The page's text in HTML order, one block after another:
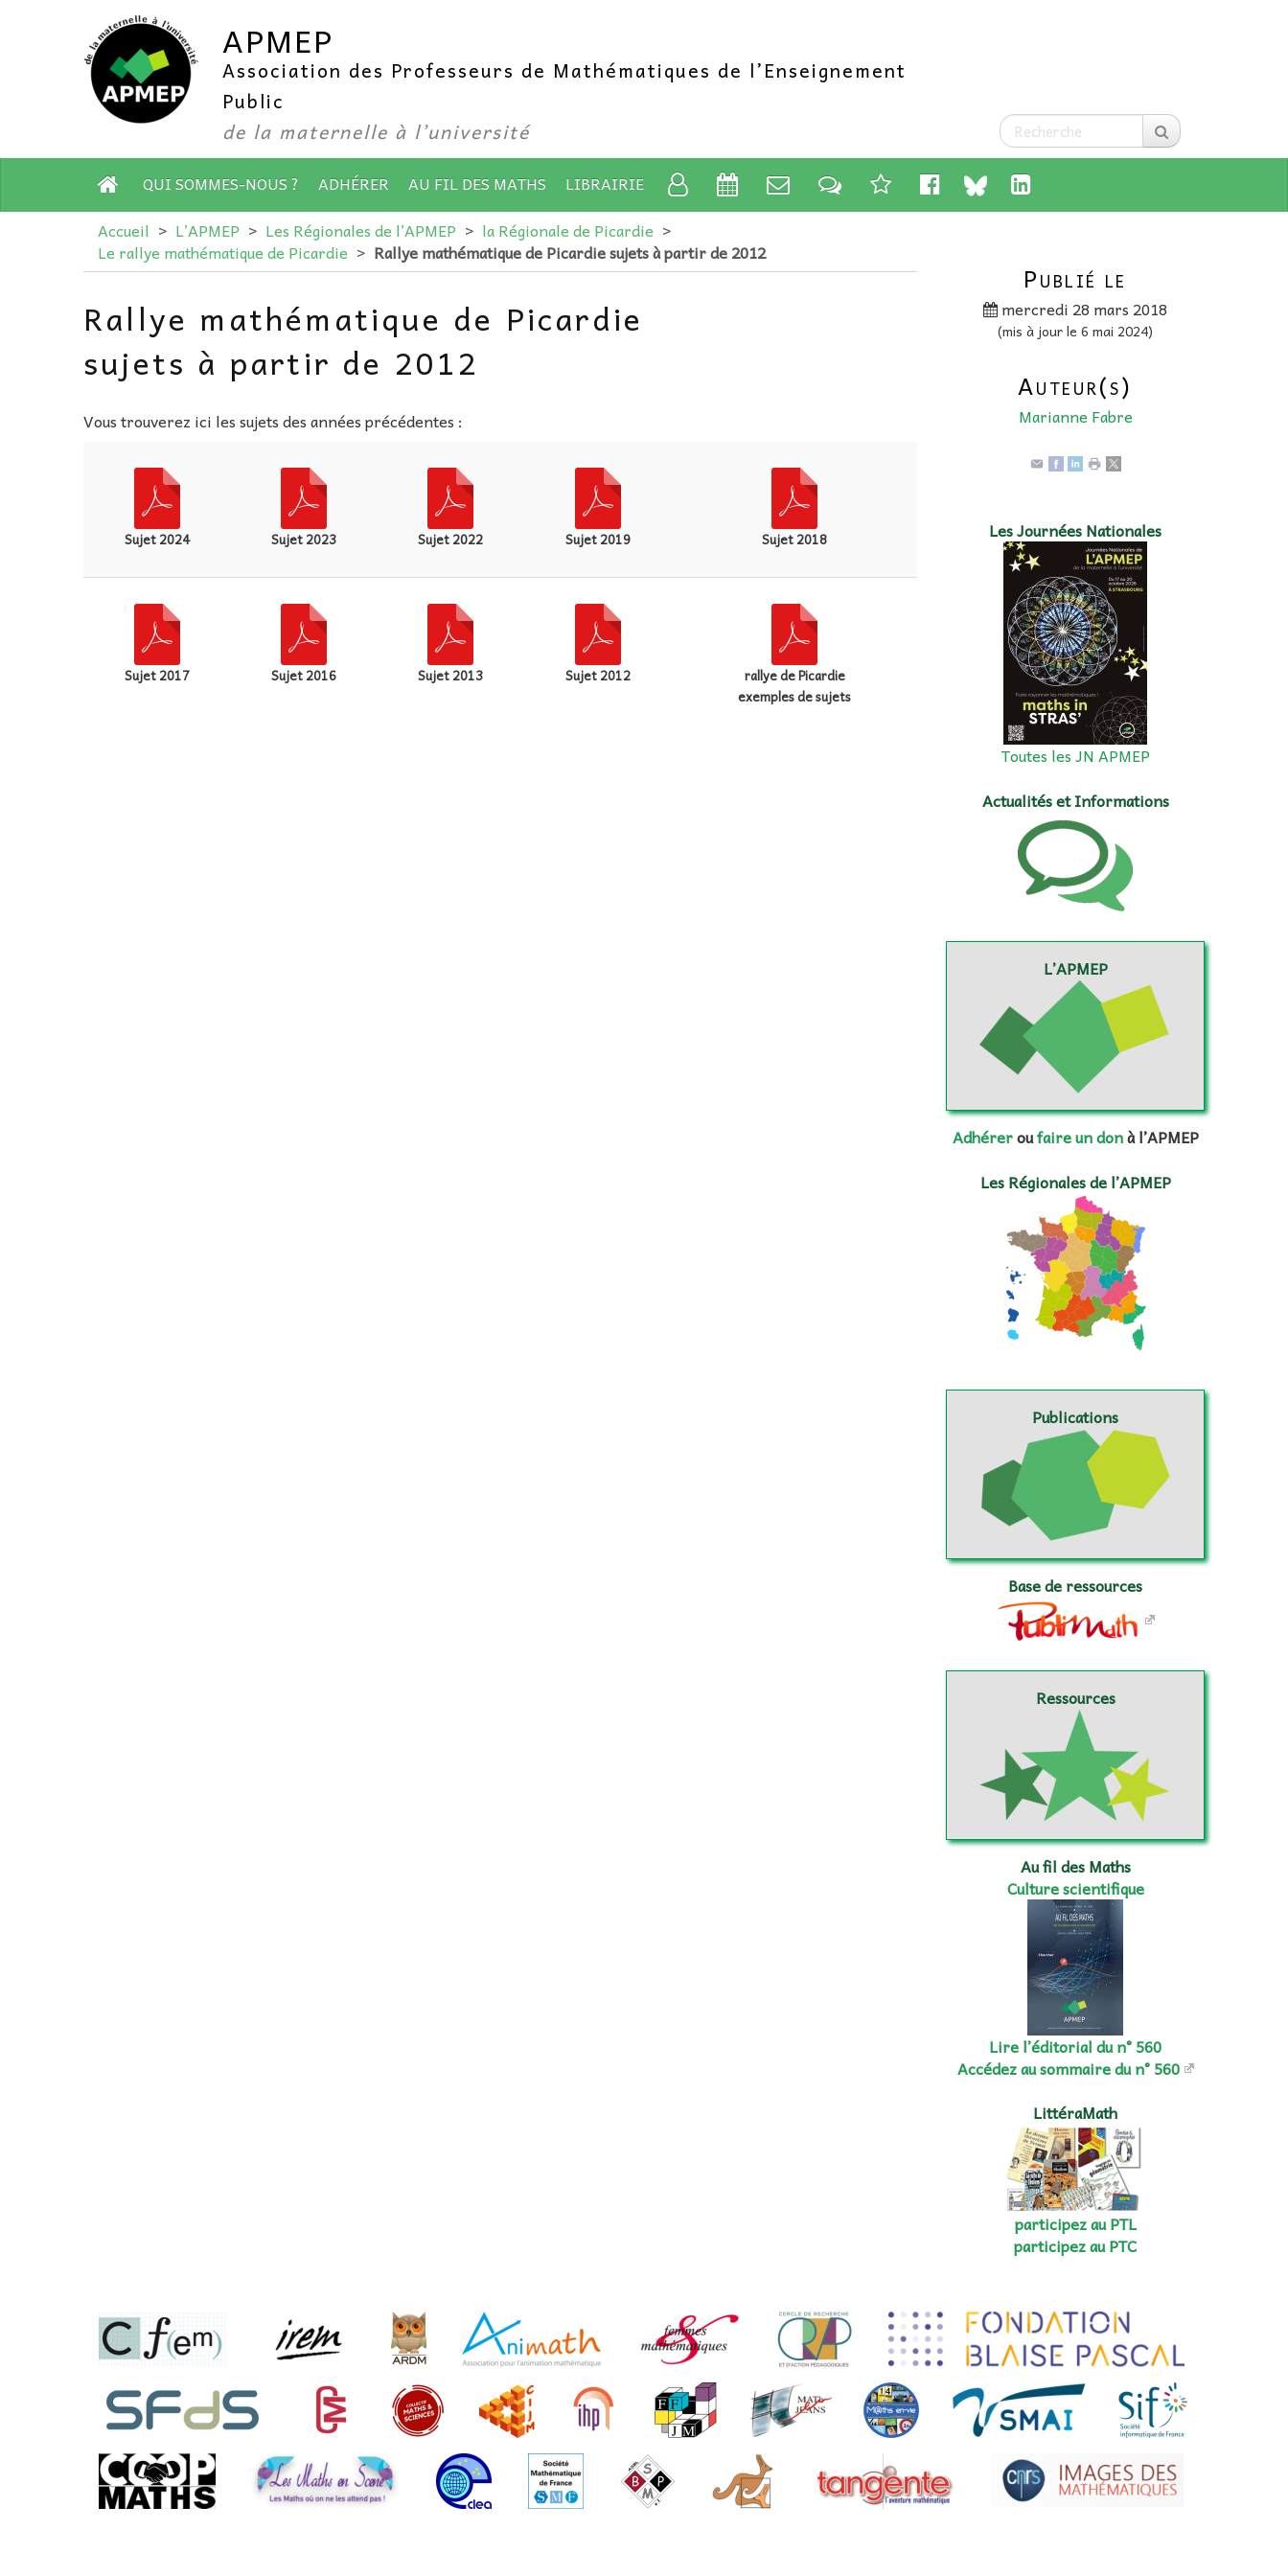
APMEP
Association des Professeurs de Mathématiques de l’Enseignement
Public
de la maternelle à l’université
QUI SOMMES-NOUS ? ADHÉRER AU FIL DES MATHS
LIBRAIRIE
Accueil > L’APMEP > Les Régionales de l’APMEP > la Régionale de Picardie >
Le rallye mathématique de Picardie > Rallye mathématique de Picardie sujets à partir de 2012
Rallye mathématique de Picardie
sujets à partir de 2012
Vous trouverez ici les sujets des années précédentes :
Sujet 2024 Sujet 2023 Sujet 2022 Sujet 2019 Sujet 2018
Sujet 2017 Sujet 2016 Sujet 2013 Sujet 2012
rallye de Picardie
exemples de sujets
Publié le
mercredi 28 mars 2018
(mis à jour le 6 mai 2024)
Auteur(s)
Marianne Fabre
Les Journées Nationales
Toutes les JN APMEP
Actualités et Informations
L’APMEP
Adhéreroufaire un donà l’APMEP
Les Régionales de l’APMEP
Publications
Base de ressources
Ressources
Au fil des Maths
Culture scientifique
Lire l’éditorial du n° 560
Accédez au sommaire du n° 560
LittéraMath
participez au PTL
participez au PTC